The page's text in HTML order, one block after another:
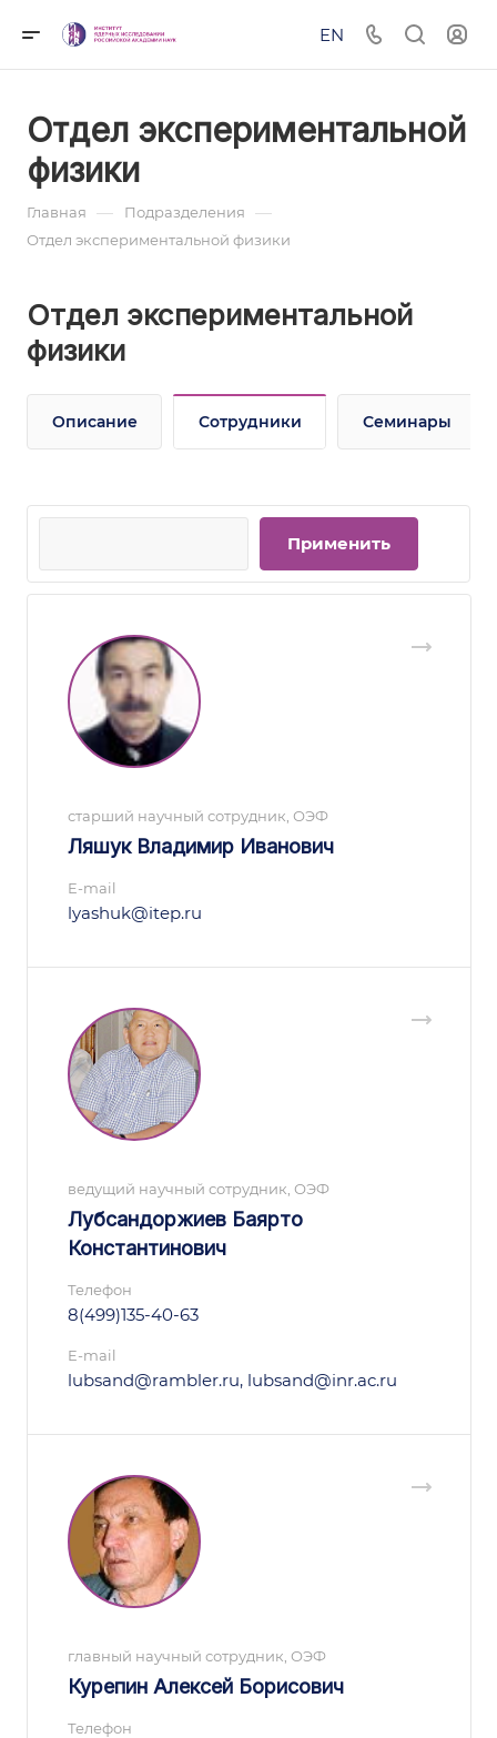
EN
Отдел экспериментальной
физики
Главная — Подразделения —
Отдел экспериментальной физики
Отдел экспериментальной
физики
Описание Сотрудники Семинары
старший научный сотрудник, ОЭФ
Ляшук Владимир Иванович
E-mail
lyashuk@itep.ru
ведущий научный сотрудник, ОЭФ
Лубсандоржиев Баярто
Константинович
Телефон
8(499)135-40-63
E-mail
lubsand@rambler.ru, lubsand@inr.ac.ru
главный научный сотрудник, ОЭФ
Курепин Алексей Борисович
Телефон